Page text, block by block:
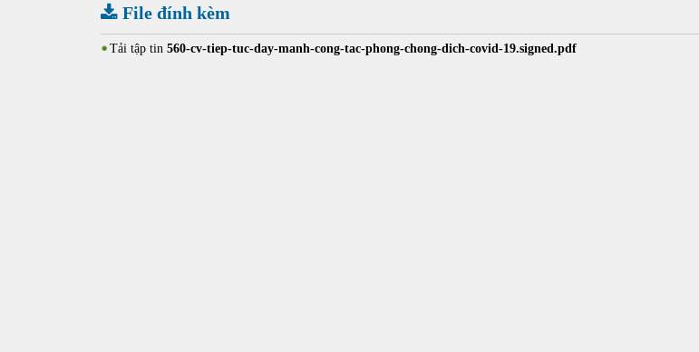
File đính kèm
Tải tập tin 560-cv-tiep-tuc-day-manh-cong-tac-phong-chong-dich-covid-19.signed.pdf